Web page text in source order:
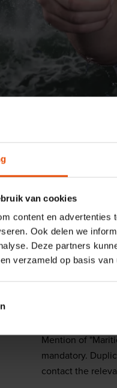
van cookies
content en
Ook delen we
Deze partners
verzameld op basis
Maritiem
This only
Mention of
mandatory.
contact the